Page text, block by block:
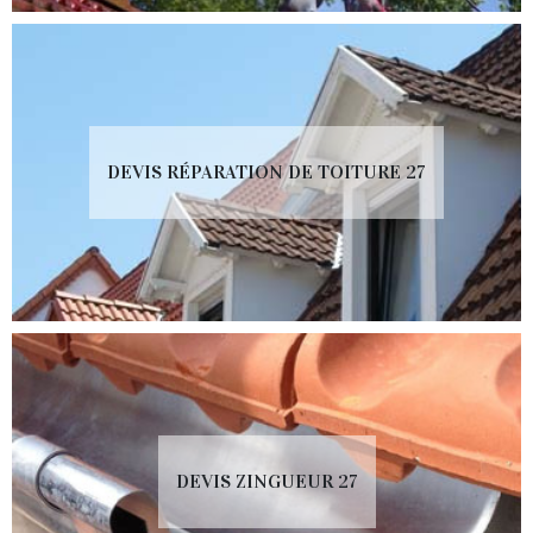
DEVIS RÉPARATION DE TOITURE 27
DEVIS ZINGUEUR 27